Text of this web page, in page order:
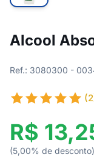
Alcool
Ref.: 3080300 -
R$
(5,00% de desconto)